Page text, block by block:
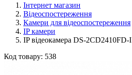
Інтернет магазин
Відеоспостереження
Камери для відеоспостереження
IP камери
IP відеокамера DS-2CD2410FD-I
Код товару: 538